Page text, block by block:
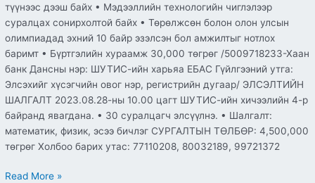
түүнээс дээш байх • Мэдээллийн технологийн чиглэлээр
суралцах сонирхолтой байх • Төрөлжсөн болон олон улсын
олимпиадад эхний 10 байр эзэлсэн бол амжилтыг нотлох
баримт • Бүртгэлийн хураамж 30,000 төгрөг /5009718233-Хаан
банк Дансны нэр: ШУТИС-ийн харьяа ЕБАС Гүйлгээний утга:
Элсэхийг хүсэгчийн овог нэр, регистрийн дугаар/ ЭЛСЭЛТИЙН
ШАЛГАЛТ 2023.08.28-ны 10.00 цагт ШУТИС-ийн хичээлийн 4-р
байранд явагдана. • 30 суралцагч элсүүлнэ. • Шалгалт:
математик, физик, эсээ бичлэг СУРГАЛТЫН ТӨЛБӨР: 4,500,000
төгрөг Холбоо барих утас: 77110208, 80032189, 99721372
Read More »